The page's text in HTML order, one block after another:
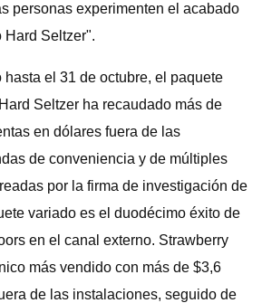
personas experimenten el acabado
Hard Seltzer".
hasta el 31 de octubre, el paquete
Seltzer ha recaudado más de
en dólares fuera de las
de conveniencia y de múltiples
por la firma de investigación de
variado es el duodécimo éxito de
en el canal externo. Strawberry
más vendido con más de $3,6
de las instalaciones, seguido de